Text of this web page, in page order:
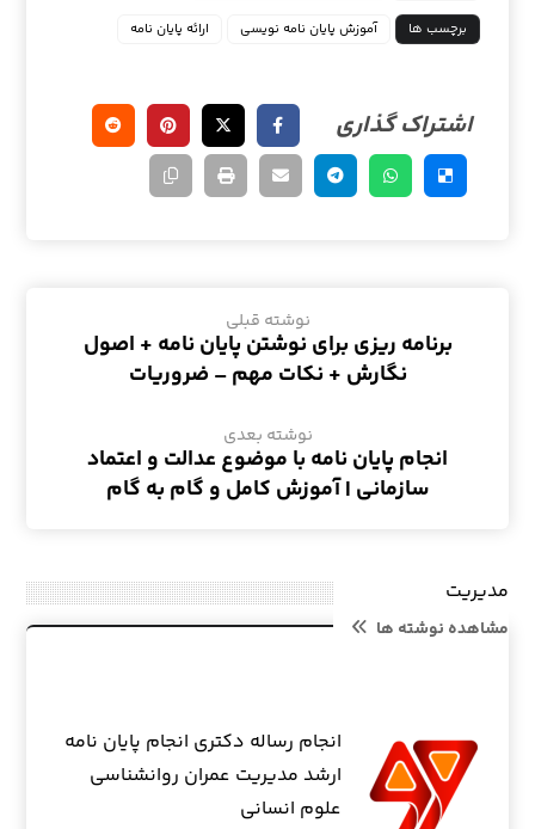
برچسب ها آموزش پایان نامه نویسی ارائه پایان نامه
نوشته قبلی
برنامه ریزی برای نوشتن پایان نامه + اصول
نگارش + نکات مهم – ضروریات
نوشته بعدی
انجام پایان نامه با موضوع عدالت و اعتماد
سازمانی | آموزش کامل و گام به گام
مدیریت
مشاهده نوشته ها
انجام رساله دکتری انجام پایان نامه
ارشد مدیریت عمران روانشناسی
علوم انسانی